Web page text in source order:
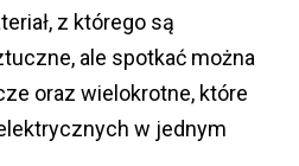
z którego są
ale spotkać można
oraz wielokrotne, które
w jednym